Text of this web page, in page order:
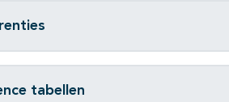
tabellen